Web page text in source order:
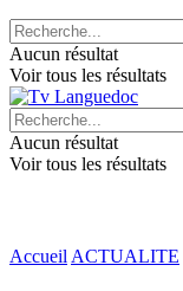
Aucun résultat
Voir tous les résultats
Aucun résultat
Voir tous les résultats
Accueil ACTUALITE